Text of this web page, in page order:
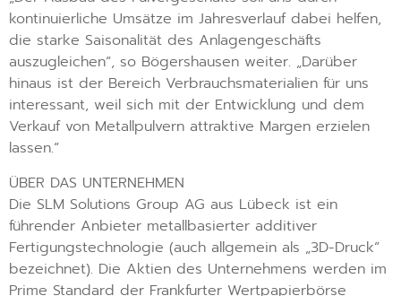
kontinuierliche Umsätze im Jahresverlauf dabei helfen,
die starke Saisonalität des Anlagengeschäfts
auszugleichen“, so Bögershausen weiter. „Darüber
hinaus ist der Bereich Verbrauchsmaterialien für uns
interessant, weil sich mit der Entwicklung und dem
Verkauf von Metallpulvern attraktive Margen erzielen
lassen.“
ÜBER DAS UNTERNEHMEN
Die SLM Solutions Group AG aus Lübeck ist ein
führender Anbieter metallbasierter additiver
Fertigungstechnologie (auch allgemein als „3D-Druck”
bezeichnet). Die Aktien des Unternehmens werden im
Prime Standard der Frankfurter Wertpapierbörse